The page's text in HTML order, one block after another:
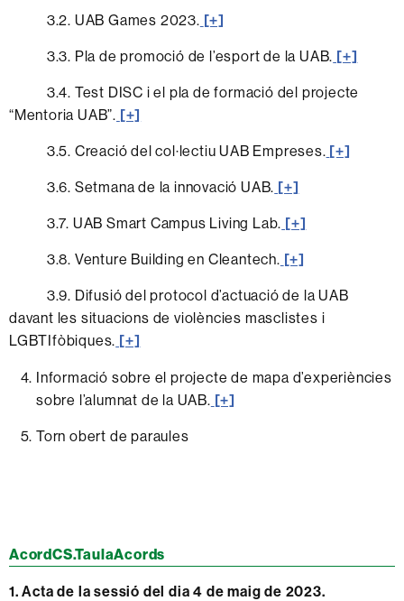
3.2. UAB Games 2023. [+]
3.3. Pla de promoció de l’esport de la UAB. [+]
3.4. Test DISC i el pla de formació del projecte
“Mentoria UAB”. [+]
3.5. Creació del col·lectiu UAB Empreses. [+]
3.6. Setmana de la innovació UAB. [+]
3.7. UAB Smart Campus Living Lab. [+]
3.8. Venture Building en Cleantech. [+]
3.9. Difusió del protocol d’actuació de la UAB
davant les situacions de violències masclistes i
LGBTIfòbiques. [+]
Informació sobre el projecte de mapa d’experiències
sobre l’alumnat de la UAB. [+]
Torn obert de paraules
AcordCS.TaulaAcords
1.Acta de la sessió del dia 4 de maig de 2023.